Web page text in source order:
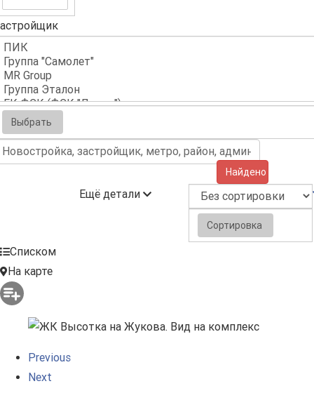
Выбрать
Найдено (2)
Ещё детали
Сортировка
Списком
На карте
Previous
Next